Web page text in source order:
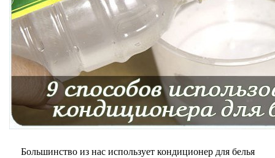
Большинство из нас использует кондиционер для белья